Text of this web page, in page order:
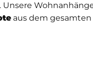
. Unsere
aus dem gesamten